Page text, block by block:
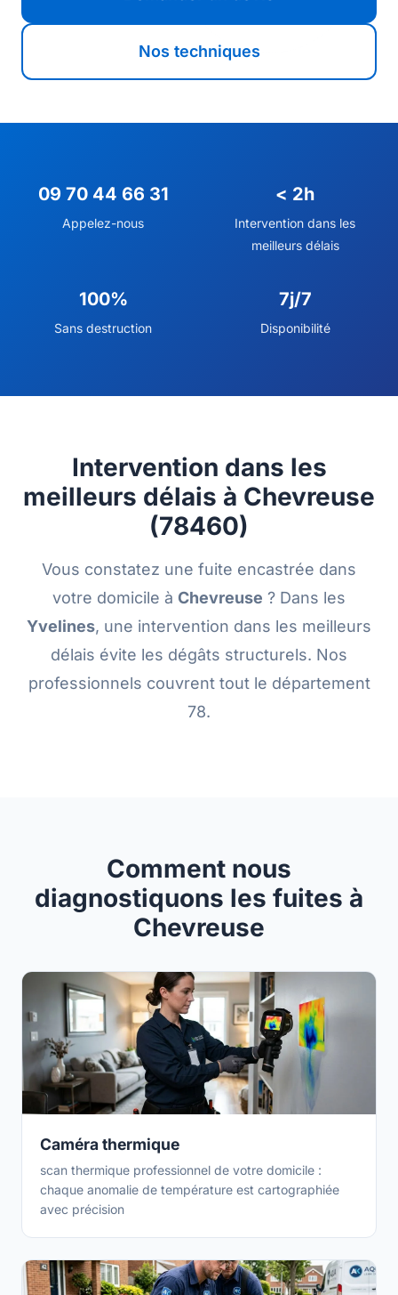
Nos techniques
09 70 44 66 31
Appelez-nous
< 2h
Intervention dans les
meilleurs délais
100%
Sans destruction
7j/7
Disponibilité
Intervention dans les
meilleurs délais à Chevreuse
(78460)
Vous constatez une fuite encastrée dans
votre domicile à Chevreuse ? Dans les
Yvelines, une intervention dans les meilleurs
délais évite les dégâts structurels. Nos
professionnels couvrent tout le département
78.
Comment nous
diagnostiquons les fuites à
Chevreuse
Caméra thermique
scan thermique professionnel de votre domicile :
chaque anomalie de température est cartographiée
avec précision